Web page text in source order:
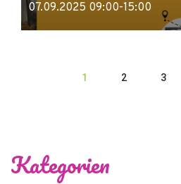
07.09.2025 09:00-15:00
1 2 3
Kategorien